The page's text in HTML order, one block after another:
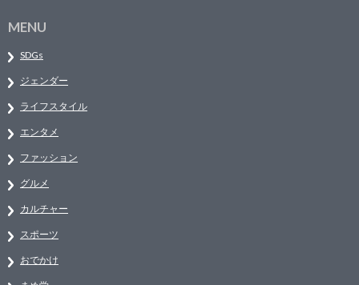
MENU
SDGs
ジェンダー
ライフスタイル
エンタメ
ファッション
グルメ
カルチャー
スポーツ
おでかけ